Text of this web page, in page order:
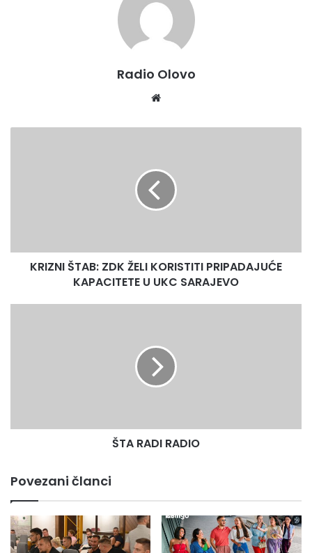
Radio Olovo
UKC
SARAJEVO
KRIZNI ŠTAB: ZDK ŽELI KORISTITI PRIPADAJUĆE
KAPACITETE U UKC SARAJEVO
ŠTA RADI RADIO
Povezani članci